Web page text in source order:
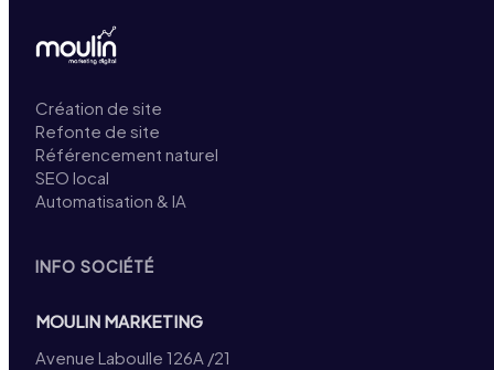
Création de site
Refonte de site
Référencement naturel
SEO local
Automatisation & IA
INFO SOCIÉTÉ
MOULIN MARKETING
Avenue Laboulle 126A /21